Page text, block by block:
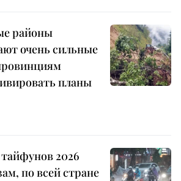
районы
очень сильные
планы
2026
по всей стране